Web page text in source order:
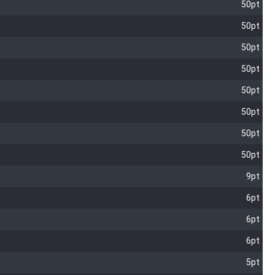
50pt
50pt
50pt
50pt
50pt
50pt
50pt
50pt
9pt
6pt
6pt
6pt
5pt